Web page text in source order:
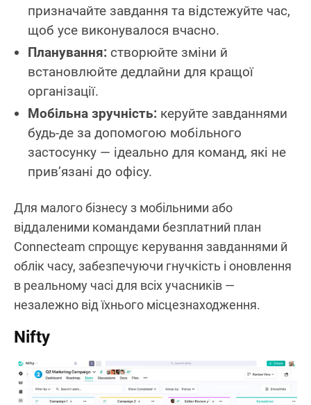
призначайте завдання та відстежуйте час,
щоб усе виконувалося вчасно.
Планування: створюйте зміни й
встановлюйте дедлайни для кращої
організації.
Мобільна зручність: керуйте завданнями
будь-де за допомогою мобільного
застосунку — ідеально для команд, які не
прив’язані до офісу.
Для малого бізнесу з мобільними або
віддаленими командами безплатний план
Connecteam спрощує керування завданнями й
облік часу, забезпечуючи гнучкість і оновлення
в реальному часі для всіх учасників —
незалежно від їхнього місцезнаходження.
Nifty